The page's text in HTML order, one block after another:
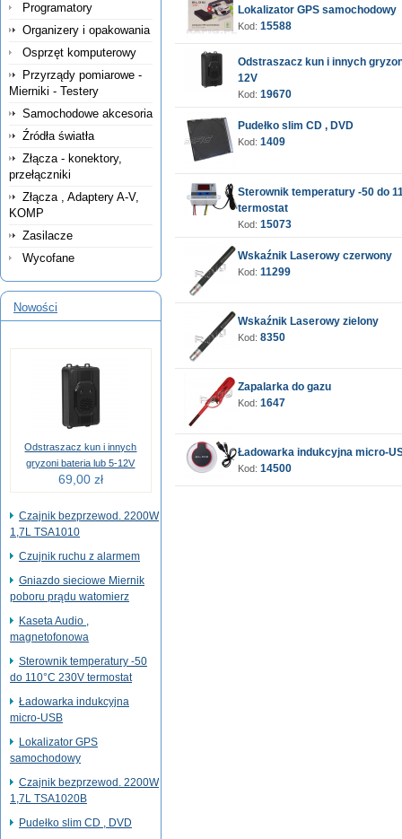
Programatory
Organizery i opakowania
Osprzęt komputerowy
Przyrządy pomiarowe -
Mierniki - Testery
Samochodowe akcesoria
Źródła światła
Złącza - konektory,
przełączniki
Złącza , Adaptery A-V,
KOMP
Zasilacze
Wycofane
Nowości
Odstraszacz kun i innych
gryzoni bateria lub 5-12V
69,00 zł
Czajnik bezprzewod. 2200W
1,7L TSA1010
Czujnik ruchu z alarmem
Gniazdo sieciowe Miernik
poboru prądu watomierz
Kaseta Audio ,
magnetofonowa
Sterownik temperatury -50
do 110°C 230V termostat
Ładowarka indukcyjna
micro-USB
Lokalizator GPS
samochodowy
Czajnik bezprzewod. 2200W
1,7L TSA1020B
Pudełko slim CD , DVD
Lokalizator GPS samochodowy
Kod: 15588
Odstraszacz kun i innych
12V
Kod: 19670
Pudełko slim CD , DVD
Kod: 1409
Sterownik temperatury -50 do
termostat
Kod: 15073
Wskaźnik Laserowy czerwony
Kod: 11299
Wskaźnik Laserowy zielony
Kod: 8350
Zapalarka do gazu
Kod: 1647
Ładowarka indukcyjna micro-
Kod: 14500